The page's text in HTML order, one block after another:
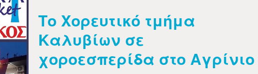
Το Χορευτικό τμήμα
Καλυβίων σε
χοροεσπερίδα στο Αγρίνιο